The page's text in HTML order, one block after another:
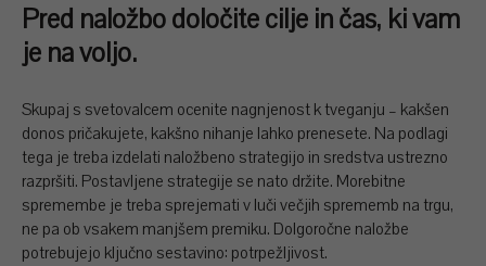
Pred naložbo določite cilje in čas, ki vam
je na voljo.
Skupaj s svetovalcem ocenite nagnjenost k tveganju – kakšen
donos pričakujete, kakšno nihanje lahko prenesete. Na podlagi
tega je treba izdelati naložbeno strategijo in sredstva ustrezno
razpršiti. Postavljene strategije se nato držite. Morebitne
spremembe je treba sprejemati v luči večjih sprememb na trgu,
ne pa ob vsakem manjšem premiku. Dolgoročne naložbe
potrebujejo ključno sestavino: potrpežljivost.